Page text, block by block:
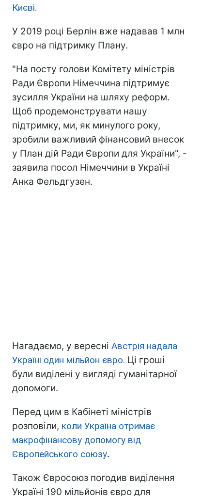
Києві.
У 2019 році Берлін вже надавав 1 млн
євро на підтримку Плану.
"На посту голови Комітету міністрів
Ради Європи Німеччина підтримує
зусилля України на шляху реформ.
Щоб продемонструвати нашу
підтримку, ми, як минулого року,
зробили важливий фінансовий внесок
у План дій Ради Європи для України", -
заявила посол Німеччини в Україні
Анка Фельдгузен.
Нагадаємо, у вересні Австрія надала
Україні один мільйон євро. Ці гроші
були виділені у вигляді гуманітарної
допомоги.
Перед цим в Кабінеті міністрів
розповіли, коли Україна отримає
макрофінансову допомогу від
Європейського союзу.
Також Євросоюз погодив виділення
Україні 190 мільйонів євро для